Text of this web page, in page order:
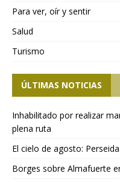
Para ver, oír y sentir
Salud
Turismo
ÚLTIMAS NOTICIAS
Inhabilitado por realizar
plena ruta
El cielo de agosto:
Borges sobre Almafuerte